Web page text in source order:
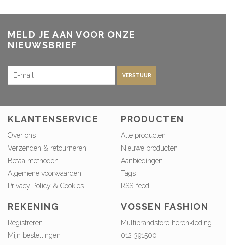
MELD JE AAN VOOR ONZE
NIEUWSBRIEF
VERSTUUR
KLANTENSERVICE
Over ons
Verzenden & retourneren
Betaalmethoden
Algemene voorwaarden
Privacy Policy & Cookies
PRODUCTEN
Alle producten
Nieuwe producten
Aanbiedingen
Tags
RSS-feed
REKENING
Registreren
Mijn bestellingen
VOSSEN FASHION
Multibrandstore herenkleding
012 391500